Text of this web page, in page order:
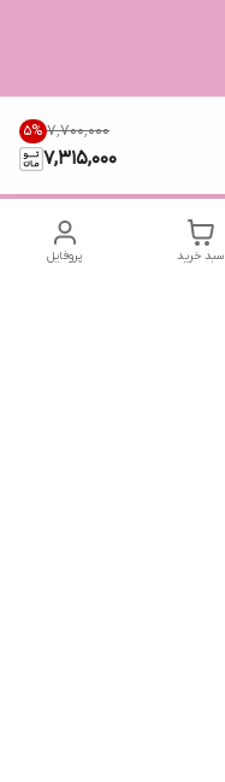
۷٬۷۰۰٬۰۰۰ 5%
7,315,000
پروفایل سبد خرید